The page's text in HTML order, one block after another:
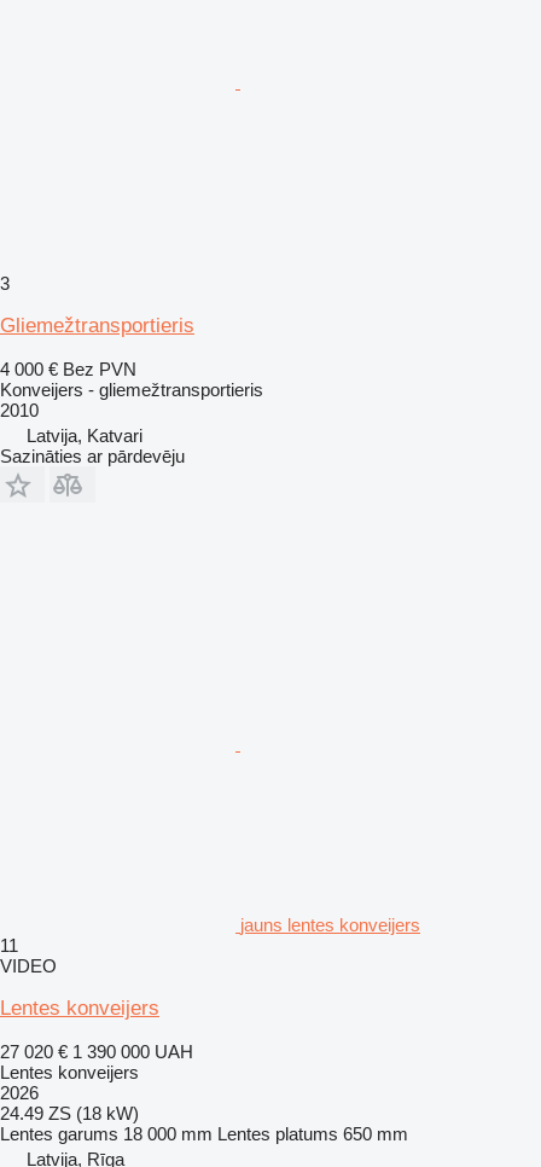
3
Gliemežtransportieris
4 000 € Bez PVN
Konveijers - gliemežtransportieris
2010
Latvija, Katvari
Sazināties ar pārdevēju
jauns lentes konveijers
11
VIDEO
Lentes konveijers
27 020 € 1 390 000 UAH
Lentes konveijers
2026
24.49 ZS (18 kW)
Lentes garums 18 000 mm Lentes platums 650 mm
Latvija, Rīga